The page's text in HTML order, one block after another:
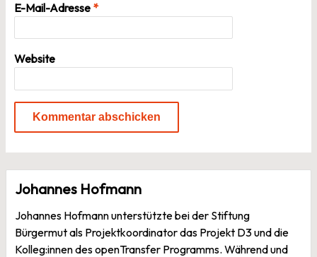
E-Mail-Adresse *
Website
Johannes Hofmann
Johannes Hofmann unterstützte bei der Stiftung
Bürgermut als Projektkoordinator das Projekt D3 und die
Kolleg:innen des openTransfer Programms. Während und